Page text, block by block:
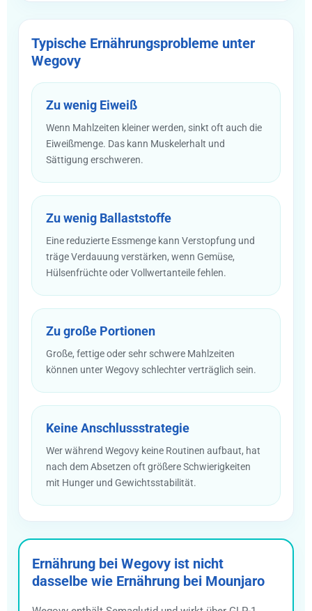
Typische Ernährungsprobleme unter
Wegovy
Zu wenig Eiweiß
Wenn Mahlzeiten kleiner werden, sinkt oft auch die
Eiweißmenge. Das kann Muskelerhalt und
Sättigung erschweren.
Zu wenig Ballaststoffe
Eine reduzierte Essmenge kann Verstopfung und
träge Verdauung verstärken, wenn Gemüse,
Hülsenfrüchte oder Vollwertanteile fehlen.
Zu große Portionen
Große, fettige oder sehr schwere Mahlzeiten
können unter Wegovy schlechter verträglich sein.
Keine Anschlussstrategie
Wer während Wegovy keine Routinen aufbaut, hat
nach dem Absetzen oft größere Schwierigkeiten
mit Hunger und Gewichtsstabilität.
Ernährung bei Wegovy ist nicht
dasselbe wie Ernährung bei Mounjaro